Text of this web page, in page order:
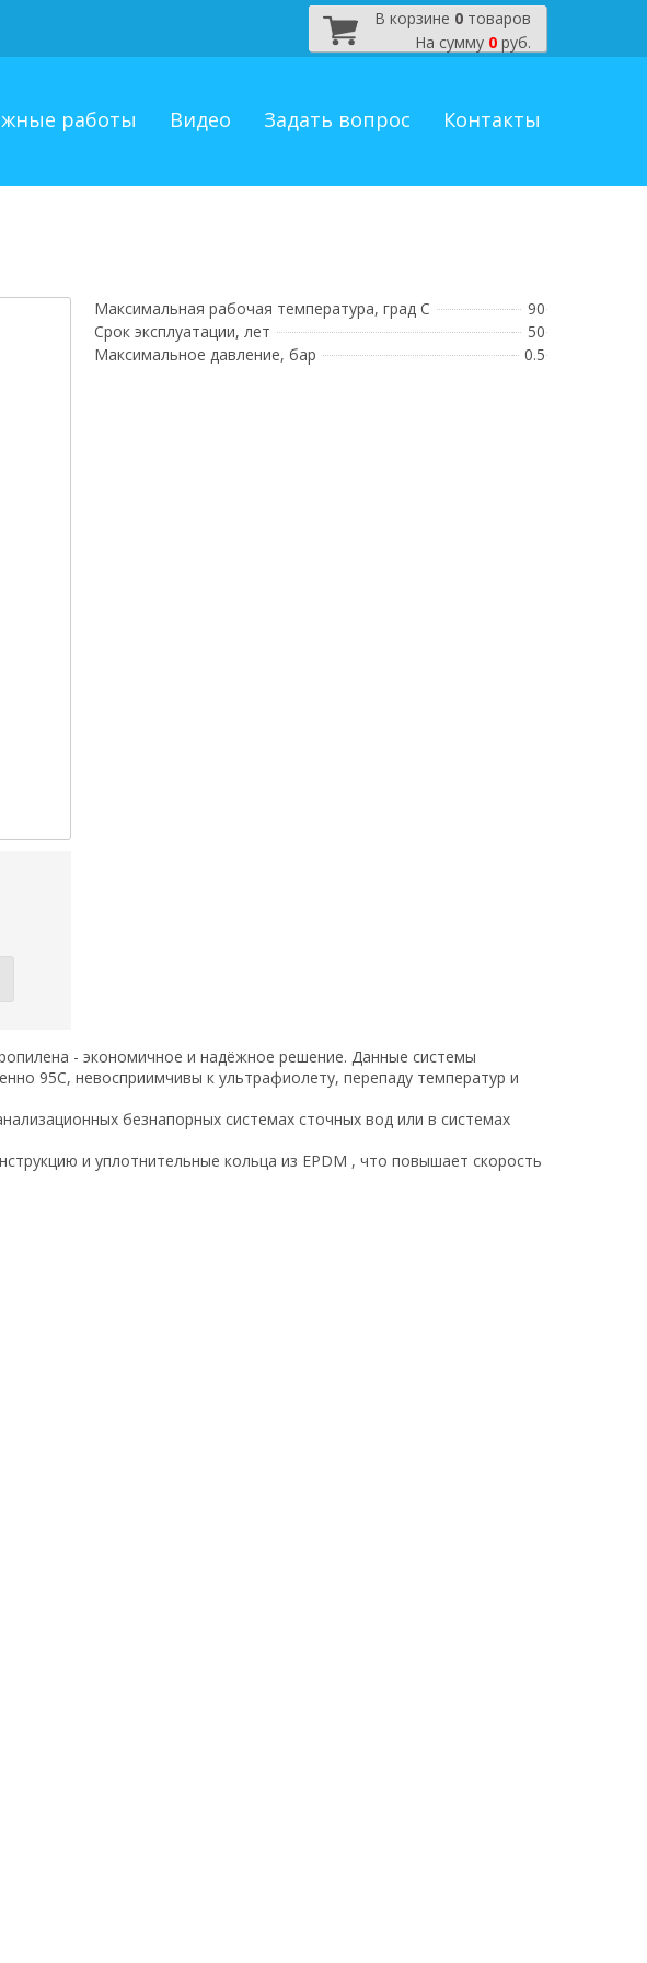
В корзине 0 товаров
На сумму 0 руб.
работы Видео Задать вопрос Контакты
Максимальная рабочая температура, град С
90
Срок эксплуатации, лет
50
Максимальное давление, бар
0.5
- экономичное и надёжное решение. Данные системы
95С, невосприимчивы к ультрафиолету, перепаду температур и
безнапорных системах сточных вод или в системах
и уплотнительные кольца из EPDM , что повышает скорость